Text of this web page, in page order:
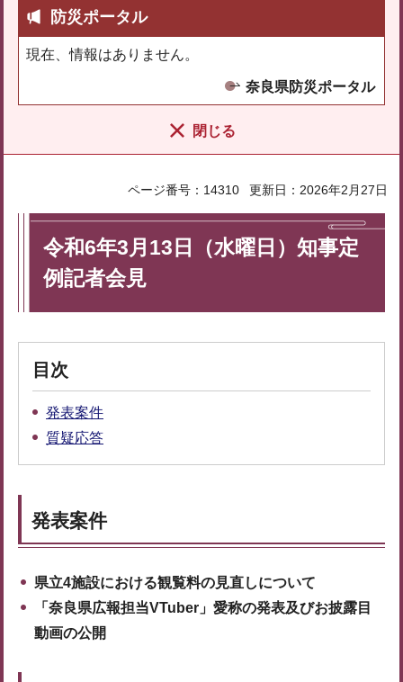
防災ポータル
現在、情報はありません。
奈良県防災ポータル
閉じる
ページ番号：14310 更新日：2026年2月27日
令和6年3月13日（水曜日）知事定
例記者会見
目次
発表案件
質疑応答
発表案件
県立4施設における観覧料の見直しについて
「奈良県広報担当VTuber」愛称の発表及びお披露目
動画の公開